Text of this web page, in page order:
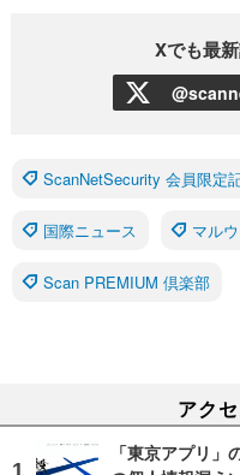
Xでも最
ScanNetSecurity 会員限定
国際ニュース マル
Scan PREMIUM 倶楽部
アク
「東京アプリ」